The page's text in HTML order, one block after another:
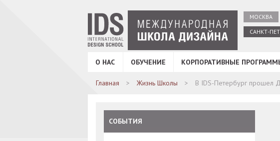
МОСКВА
САНКТ-
О НАС ОБУЧЕНИЕ КОРПОРАТИВНЫЕ
Главная Жизнь Школы В IDS-Петербург прошел
СОБЫТИЯ